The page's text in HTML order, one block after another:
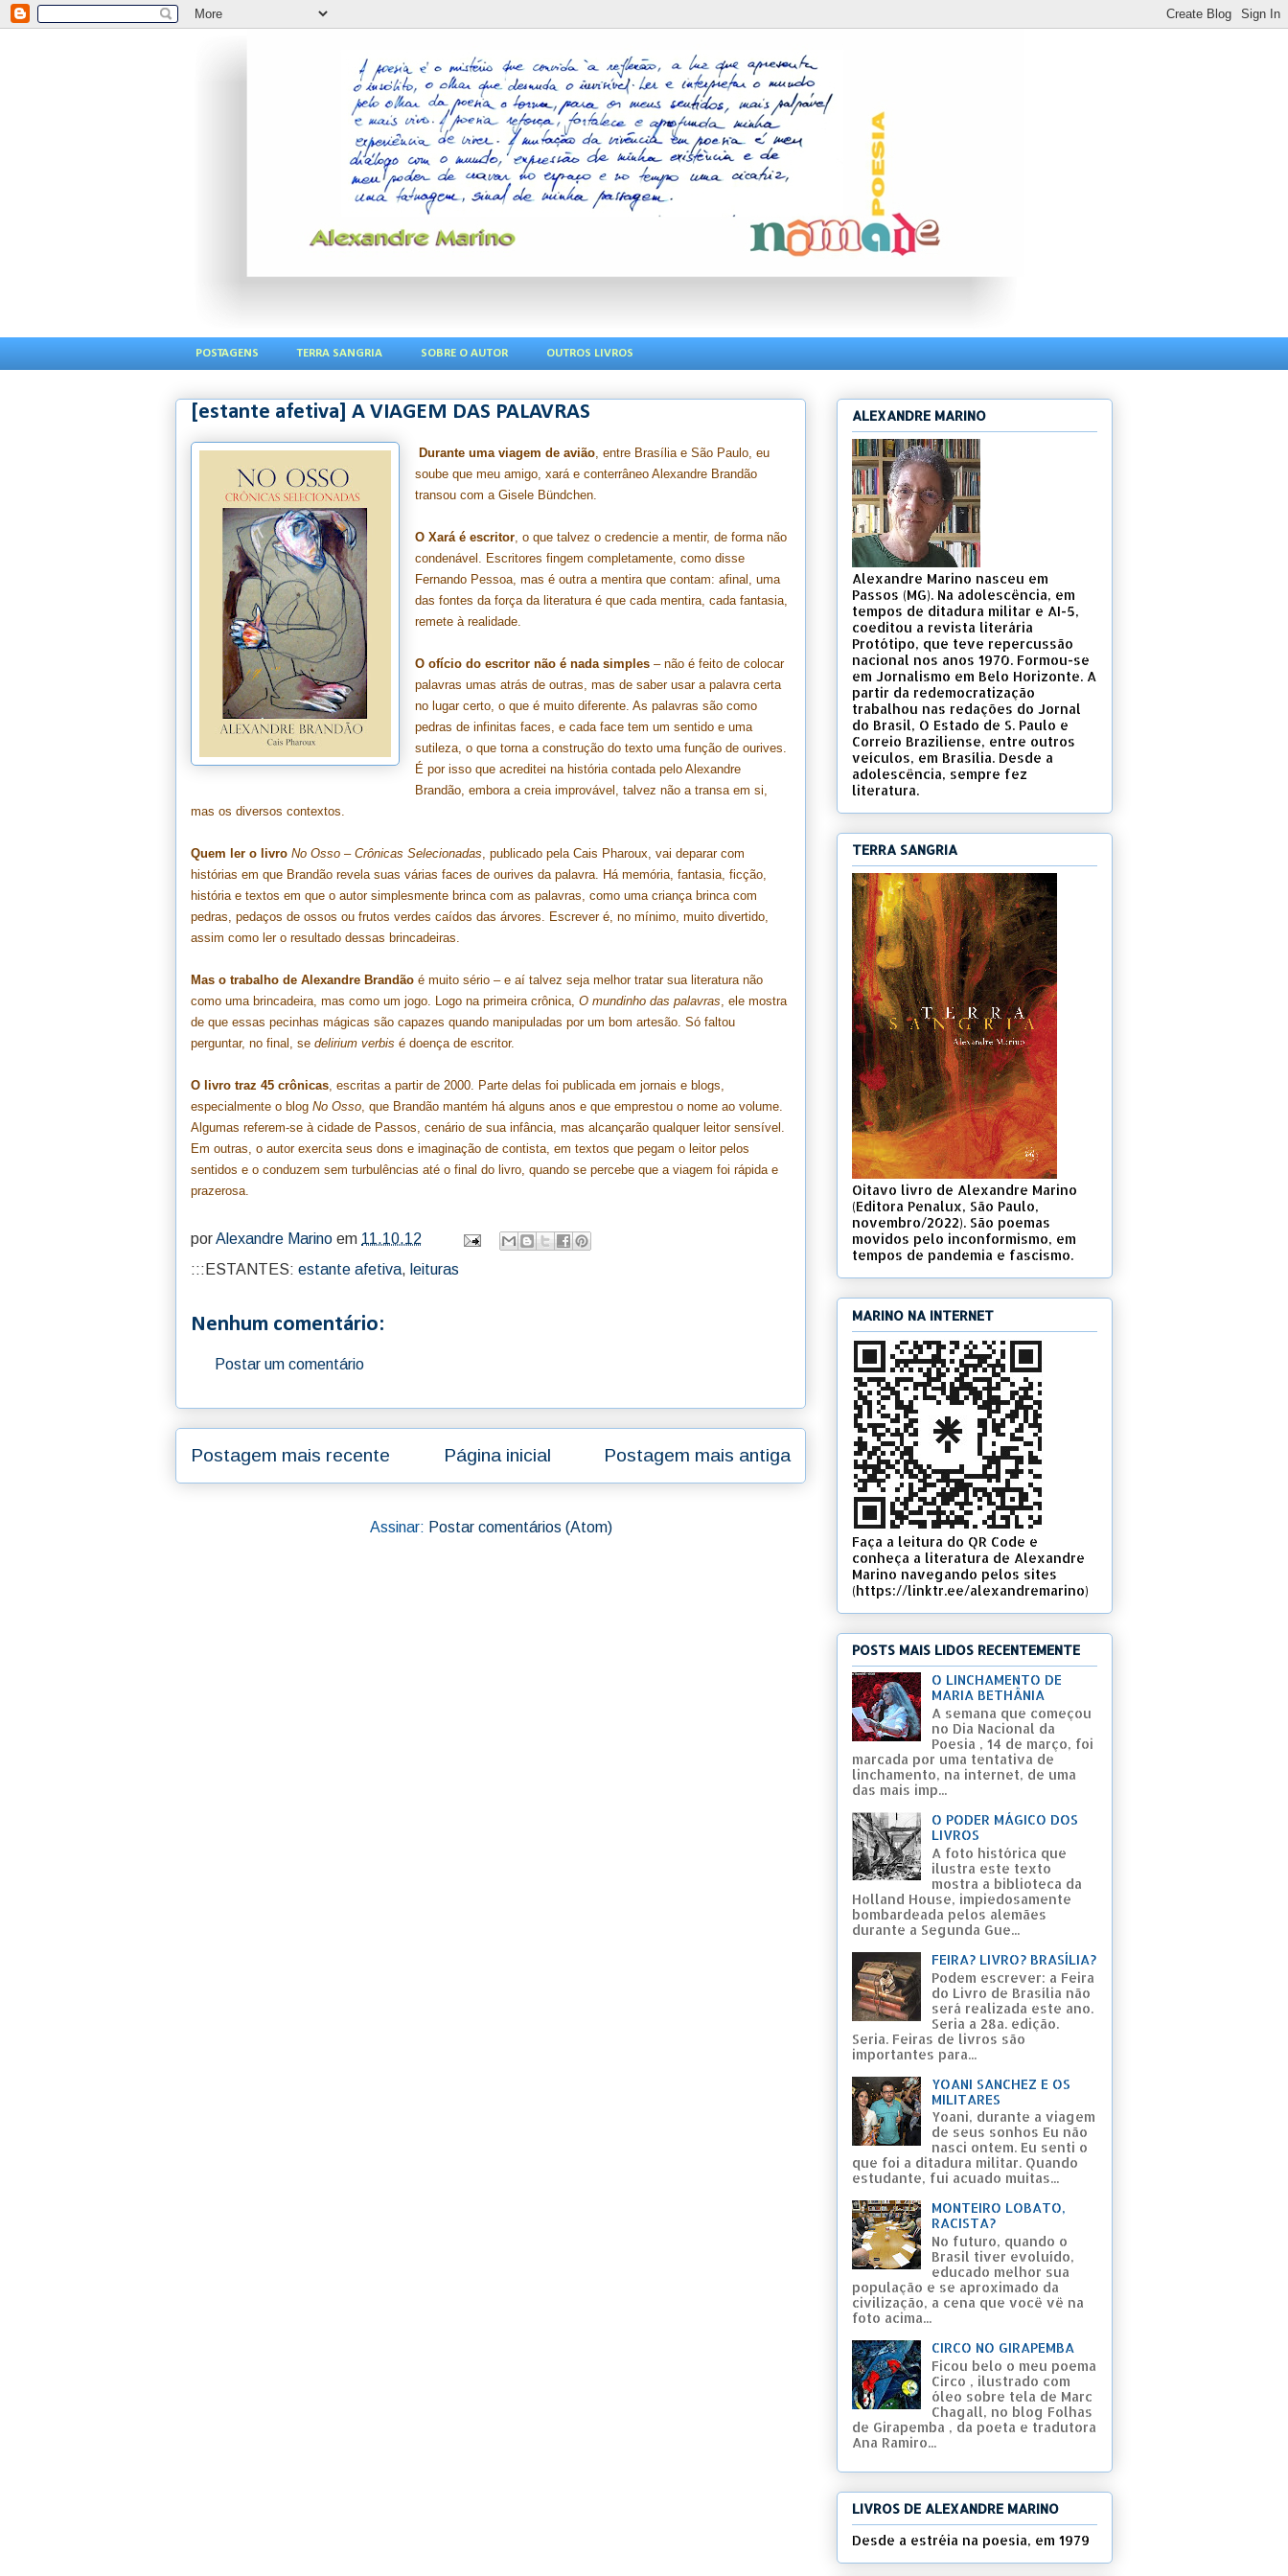
POSTAGENS TERRA SANGRIA SOBRE O AUTOR OUTROS LIVROS
[estante afetiva] A VIAGEM DAS PALAVRAS
Durante uma viagem de avião , entre Brasília e São Paulo, eu
soube que meu amigo, xará e conterrâneo Alexandre Brandão
transou com a Gisele Bündchen.
O Xará é escritor , o que talvez o credencie a mentir, de forma não
condenável. Escritores fingem completamente, como disse
Fernando Pessoa, mas é outra a mentira que contam: afinal, uma
das fontes da força da literatura é que cada mentira, cada fantasia,
remete à realidade.
O ofício do escritor não é nada simples – não é feito de colocar
palavras umas atrás de outras, mas de saber usar a palavra certa
no lugar certo, o que é muito diferente. As palavras são como
pedras de infinitas faces, e cada face tem um sentido e uma
sutileza, o que torna a construção do texto uma função de ourives.
É por isso que acreditei na história contada pelo Alexandre
Brandão, embora a creia improvável, talvez não a transa em si,
mas os diversos contextos.
Quem ler o livro No Osso – Crônicas Selecionadas , publicado pela Cais Pharoux, vai deparar com
histórias em que Brandão revela suas várias faces de ourives da palavra. Há memória, fantasia, ficção,
história e textos em que o autor simplesmente brinca com as palavras, como uma criança brinca com
pedras, pedaços de ossos ou frutos verdes caídos das árvores. Escrever é, no mínimo, muito divertido,
assim como ler o resultado dessas brincadeiras.
Mas o trabalho de Alexandre Brandão é muito sério – e aí talvez seja melhor tratar sua literatura não
como uma brincadeira, mas como um jogo. Logo na primeira crônica, O mundinho das palavras , ele mostra
de que essas pecinhas mágicas são capazes quando manipuladas por um bom artesão. Só faltou
perguntar, no final, se delirium verbis é doença de escritor.
O livro traz 45 crônicas , escritas a partir de 2000. Parte delas foi publicada em jornais e blogs,
especialmente o blog No Osso , que Brandão mantém há alguns anos e que emprestou o nome ao volume.
Algumas referem-se à cidade de Passos, cenário de sua infância, mas alcançarão qualquer leitor sensível.
Em outras, o autor exercita seus dons e imaginação de contista, em textos que pegam o leitor pelos
sentidos e o conduzem sem turbulências até o final do livro, quando se percebe que a viagem foi rápida e
prazerosa.
porAlexandre Marino em 11.10.12
:::ESTANTES: estante afetiva, leituras
Nenhum comentário:
Postar um comentário
Postagem mais recente Postagem mais antiga
Página inicial
Assinar: Postar comentários (Atom)
ALEXANDRE MARINO
Alexandre Marino nasceu em
Passos (MG). Na adolescência, em
tempos de ditadura militar e AI-5,
coeditou a revista literária
Protótipo, que teve repercussão
nacional nos anos 1970. Formou-se
em Jornalismo em Belo Horizonte. A
partir da redemocratização
trabalhou nas redações do Jornal
do Brasil, O Estado de S. Paulo e
Correio Braziliense, entre outros
veículos, em Brasília. Desde a
adolescência, sempre fez
literatura.
TERRA SANGRIA
Oitavo livro de Alexandre Marino
(Editora Penalux, São Paulo,
novembro/2022). São poemas
movidos pelo inconformismo, em
tempos de pandemia e fascismo.
MARINO NA INTERNET
Faça a leitura do QR Code e
conheça a literatura de Alexandre
Marino navegando pelos sites
(https://linktr.ee/alexandremarino)
POSTS MAIS LIDOS RECENTEMENTE
O LINCHAMENTO DE
MARIA BETHÂNIA
A semana que começou
no Dia Nacional da
Poesia , 14 de março, foi
marcada por uma tentativa de
linchamento, na internet, de uma
das mais imp...
O PODER MÁGICO DOS
LIVROS
A foto histórica que
ilustra este texto
mostra a biblioteca da
Holland House, impiedosamente
bombardeada pelos alemães
durante a Segunda Gue...
FEIRA? LIVRO? BRASÍLIA?
Podem escrever: a Feira
do Livro de Brasília não
será realizada este ano.
Seria a 28a. edição.
Seria. Feiras de livros são
importantes para...
YOANI SANCHEZ E OS
MILITARES
Yoani, durante a viagem
de seus sonhos Eu não
nasci ontem. Eu senti o
que foi a ditadura militar. Quando
estudante, fui acuado muitas...
MONTEIRO LOBATO,
RACISTA?
No futuro, quando o
Brasil tiver evoluído,
educado melhor sua
população e se aproximado da
civilização, a cena que você vê na
foto acima...
CIRCO NO GIRAPEMBA
Ficou belo o meu poema
Circo , ilustrado com
óleo sobre tela de Marc
Chagall, no blog Folhas
de Girapemba , da poeta e tradutora
Ana Ramiro...
LIVROS DE ALEXANDRE MARINO
Desde a estréia na poesia, em 1979